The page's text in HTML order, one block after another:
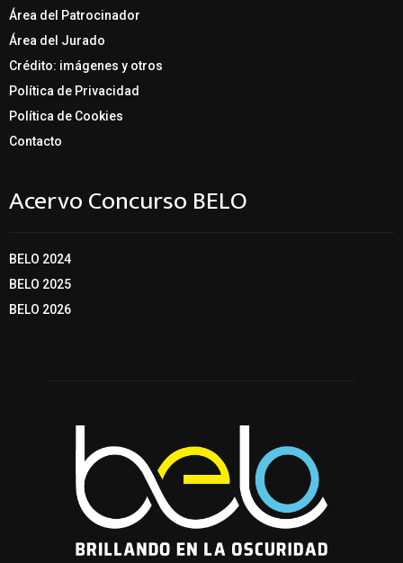
Área del Patrocinador
Área del Jurado
Crédito: imágenes y otros
Política de Privacidad
Política de Cookies
Contacto
Acervo Concurso BELO
BELO 2024
BELO 2025
BELO 2026